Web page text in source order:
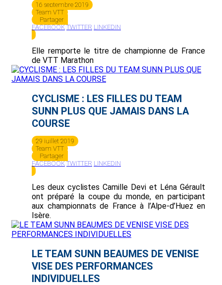
16 septembre 2019
Team VTT
Partager
FACEBOOK TWITTER LINKEDIN
Elle remporte le titre de championne de France
de VTT Marathon
CYCLISME : LES FILLES DU TEAM
SUNN PLUS QUE JAMAIS DANS LA
COURSE
29 juillet 2019
Team VTT
Partager
FACEBOOK TWITTER LINKEDIN
Les deux cyclistes Camille Devi et Léna Gérault
ont préparé la coupe du monde, en participant
aux championnats de France à l’Alpe-d’Huez en
Isère.
LE TEAM SUNN BEAUMES DE VENISE
VISE DES PERFORMANCES
INDIVIDUELLES